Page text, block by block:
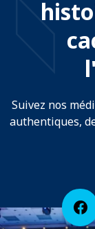
Suivez nos
authentiques,